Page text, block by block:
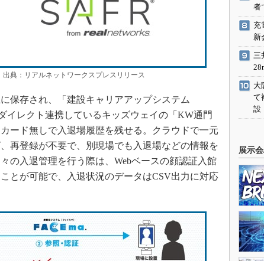
出典：リアルネットワークスプレスリリース
保存され、「建設キャリアアップシステム
イレクト連携しているキッズウェイの「KW通門
ード無しで入退場履歴を残せる。クラウドで一元
再登録が不要で、別現場でも入退場などの情報を
の入退管理を行う際は、Webベースの顔認証入館
とが可能で、入退状況のデータはCSV出力に対応
者
充
新
三
大
て
設
展示